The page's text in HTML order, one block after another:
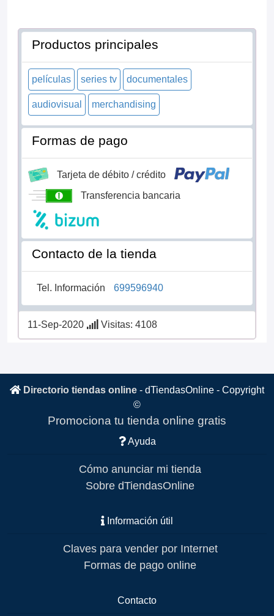
Productos principales
películas series tv documentales
audiovisual merchandising
Formas de pago
Tarjeta de débito / crédito
Transferencia bancaria
Contacto de la tienda
Tel. Información 699596940
11-Sep-2020 Visitas: 4108
Directorio tiendas online - dTiendasOnline - Copyright
©
Promociona tu tienda online gratis
Ayuda
Cómo anunciar mi tienda
Sobre dTiendasOnline
Información útil
Claves para vender por Internet
Formas de pago online
Contacto